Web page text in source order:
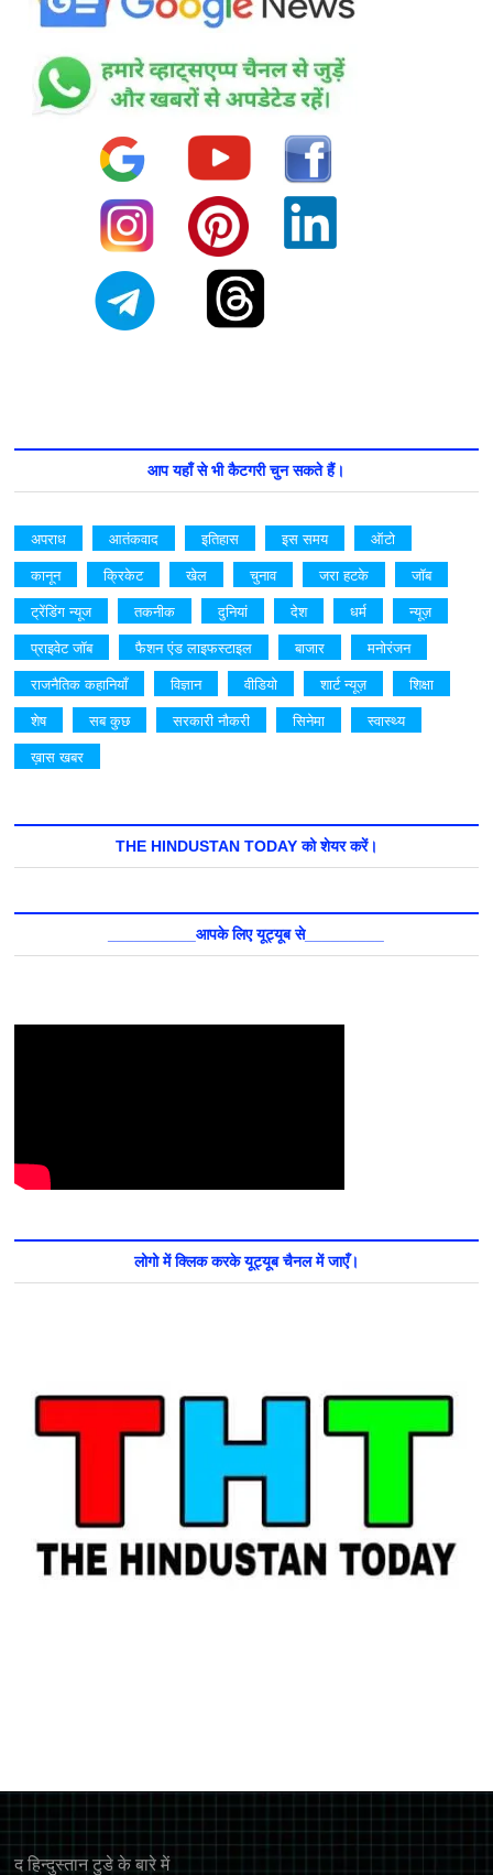
आप यहाँ से भी कैटगरी चुन सकते हैं।
अपराध आतंकवाद इतिहास इस समय
ऑटो
कानून
क्रिकेट खेल चुनाव जरा हटके
जॉब
ट्रेंडिंग न्यूज
तकनीक दुनियां देश धर्म
न्यूज़
प्राइवेट जॉब
फैशन एंड लाइफस्टाइल बाजार
मनोरंजन
राजनैतिक कहानियाँ
विज्ञान वीडियो शार्ट न्यूज़
शिक्षा
शेष
सब कुछ सरकारी नौकरी सिनेमा
स्वास्थ्य
ख़ास खबर
THE HINDUSTAN TODAY को शेयर करें।
__________आपके लिए यूट्यूब से_________
लोगो में क्लिक करके यूट्यूब चैनल में जाएँ।
द हिन्‍दुस्‍तान टुडे के बारे में